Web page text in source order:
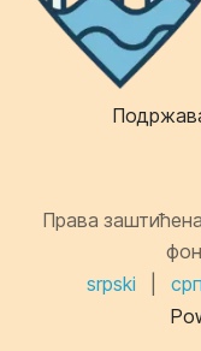
Права
srpski